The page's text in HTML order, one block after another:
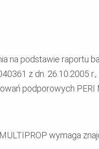
na podstawie raportu
z dn. 26.10.2005
podporowych PERI
wymaga